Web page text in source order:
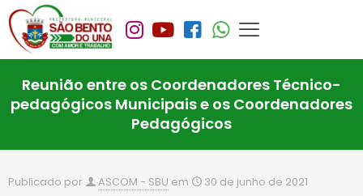
Reunião entre os Coordenadores Técnico-
pedagógicos Municipais e os Coordenadores
Pedagógicos
Publicado por ASCOM - SBU em 30 de junho de 2021